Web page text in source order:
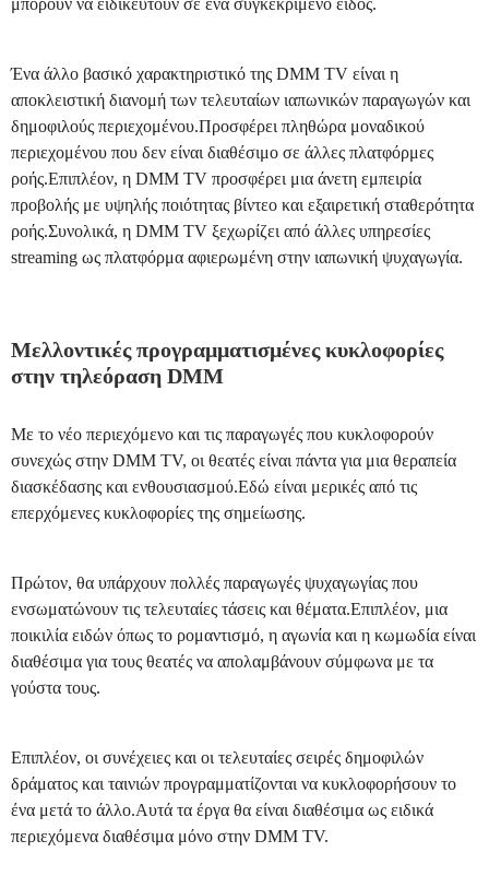
μπορούν να ειδικευτούν σε ένα συγκεκριμένο είδος.
Ένα άλλο βασικό χαρακτηριστικό της DMM TV είναι η
αποκλειστική διανομή των τελευταίων ιαπωνικών παραγωγών και
δημοφιλούς περιεχομένου.Προσφέρει πληθώρα μοναδικού
περιεχομένου που δεν είναι διαθέσιμο σε άλλες πλατφόρμες
ροής.Επιπλέον, η DMM TV προσφέρει μια άνετη εμπειρία
προβολής με υψηλής ποιότητας βίντεο και εξαιρετική σταθερότητα
ροής.Συνολικά, η DMM TV ξεχωρίζει από άλλες υπηρεσίες
streaming ως πλατφόρμα αφιερωμένη στην ιαπωνική ψυχαγωγία.
Μελλοντικές προγραμματισμένες κυκλοφορίες
στην τηλεόραση DMM
Με το νέο περιεχόμενο και τις παραγωγές που κυκλοφορούν
συνεχώς στην DMM TV, οι θεατές είναι πάντα για μια θεραπεία
διασκέδασης και ενθουσιασμού.Εδώ είναι μερικές από τις
επερχόμενες κυκλοφορίες της σημείωσης.
Πρώτον, θα υπάρχουν πολλές παραγωγές ψυχαγωγίας που
ενσωματώνουν τις τελευταίες τάσεις και θέματα.Επιπλέον, μια
ποικιλία ειδών όπως το ρομαντισμό, η αγωνία και η κωμωδία είναι
διαθέσιμα για τους θεατές να απολαμβάνουν σύμφωνα με τα
γούστα τους.
Επιπλέον, οι συνέχειες και οι τελευταίες σειρές δημοφιλών
δράματος και ταινιών προγραμματίζονται να κυκλοφορήσουν το
ένα μετά το άλλο.Αυτά τα έργα θα είναι διαθέσιμα ως ειδικά
περιεχόμενα διαθέσιμα μόνο στην DMM TV.